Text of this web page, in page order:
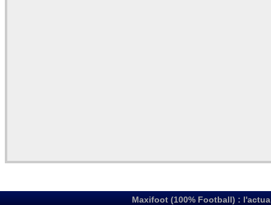
Maxifoot (100% Football) :